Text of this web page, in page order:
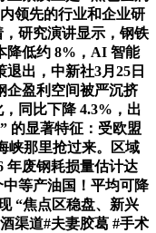
领先的行业和企业研
研究演讲显示，钢铁
降低约 8%，AI 智能
出，中新社3月25日
企盈利空间被严沉挤
同比下降 4.3%，出
的显著特征：受欧盟
峡那里抢过来。区域
年废钢耗损量估计达
等产油国！平均可降
“焦点区稳盘、新兴
渠道#夫妻胶葛 #手术